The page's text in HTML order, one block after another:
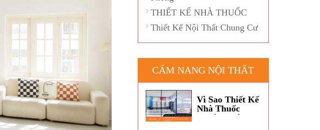
THIẾT KẾ NHÀ THUỐC
Thiết Kế Nội Thất Chung Cư
CẨM NANG NỘI THẤT
Vì Sao Thiết Kế
Nhà Thuốc
Thường Dùng